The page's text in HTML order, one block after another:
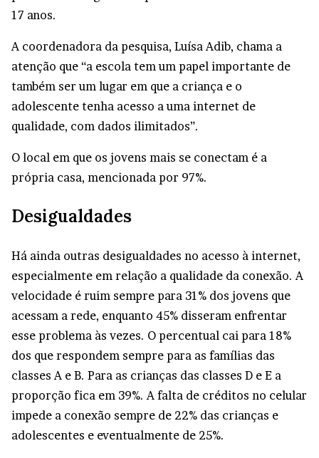
17 anos.
A coordenadora da pesquisa, Luísa Adib, chama a
atenção que “a escola tem um papel importante de
também ser um lugar em que a criança e o
adolescente tenha acesso a uma internet de
qualidade, com dados ilimitados”.
O local em que os jovens mais se conectam é a
própria casa, mencionada por 97%.
Desigualdades
Há ainda outras desigualdades no acesso à internet,
especialmente em relação a qualidade da conexão. A
velocidade é ruim sempre para 31% dos jovens que
acessam a rede, enquanto 45% disseram enfrentar
esse problema às vezes. O percentual cai para 18%
dos que respondem sempre para as famílias das
classes A e B. Para as crianças das classes D e E a
proporção fica em 39%. A falta de créditos no celular
impede a conexão sempre de 22% das crianças e
adolescentes e eventualmente de 25%.